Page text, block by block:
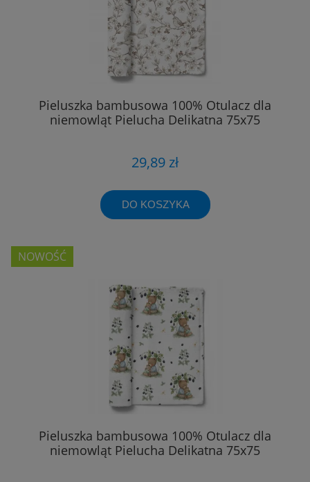
Pieluszka bambusowa 100% Otulacz dla
niemowląt Pielucha Delikatna 75x75
29,89 zł
DO KOSZYKA
Pieluszka bambusowa 100% Otulacz dla
niemowląt Pielucha Delikatna 75x75
NOWOŚĆ